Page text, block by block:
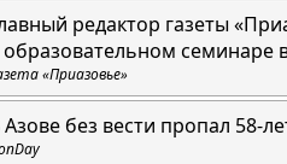
редактор газеты
образовательном семинаре
«Приазовье»
Азове без вести пропал 58-